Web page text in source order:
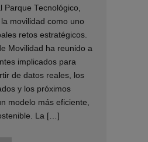
Parque Tecnológico,
movilidad como uno
retos estratégicos.
Movilidad ha reunido a
implicados para
de datos reales, los
y los próximos
modelo más eficiente,
La […]